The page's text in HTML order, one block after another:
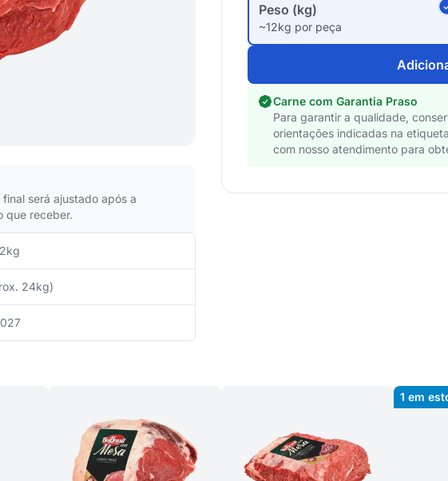
será ajustado após a
que receber.
24kg)
Peso (kg)
~12kg por peça
Carne com Garantia Praso
Para garantir a qualidade,
orientações indicadas na
com nosso atendimento para
1 em